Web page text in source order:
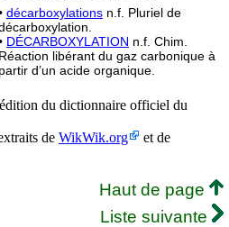
décarboxylations n.f. Pluriel de
DÉCARBOXYLATION n.f. Chim.
Réaction libérant du gaz carbonique à
partir d’un acide organique.
du dictionnaire officiel du
de WikWik.org
et de
Haut de page
Liste suivante